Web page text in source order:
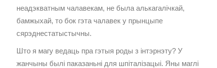
неадэкватным чалавекам, не была алькагалічкай,
бамжыхай, то бок гэта чалавек у прынцыпе
сярэднестатыстычны.
Што я магу ведаць пра гэтыя роды з інтэрнэту? У
жанчыны былі паказаньні для шпіталізацыі. Яны маглі